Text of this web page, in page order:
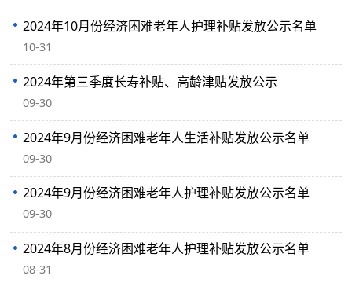
2024年10月份经济困难老年人护理补贴发放公示名单
10-31
2024年第三季度长寿补贴、高龄津贴发放公示
09-30
2024年9月份经济困难老年人生活补贴发放公示名单
09-30
2024年9月份经济困难老年人护理补贴发放公示名单
09-30
2024年8月份经济困难老年人护理补贴发放公示名单
08-31